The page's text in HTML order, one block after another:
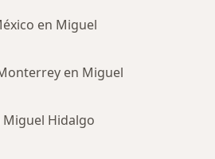
en Miguel
en Miguel
Miguel Hidalgo